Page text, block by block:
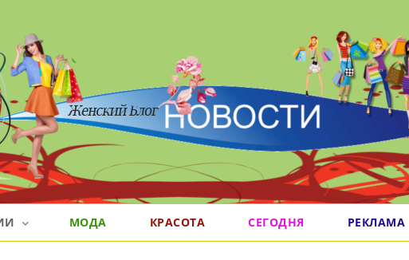
МОДА КРАСОТА СЕГОДНЯ РЕКЛАМА